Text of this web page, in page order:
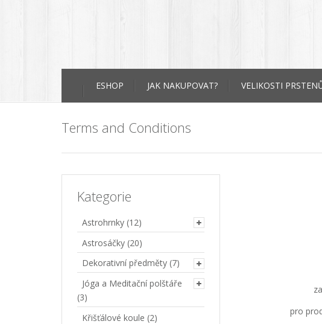
content
ESHOP JAK NAKUPOVAT? VELIKOSTI
Terms and Conditions
pro
Kategorie
Astrohrnky (12)
Astrosáčky (20)
Dekorativní předměty (7)
Jóga a Meditační polštáře
(3)
Křišťálové koule (2)